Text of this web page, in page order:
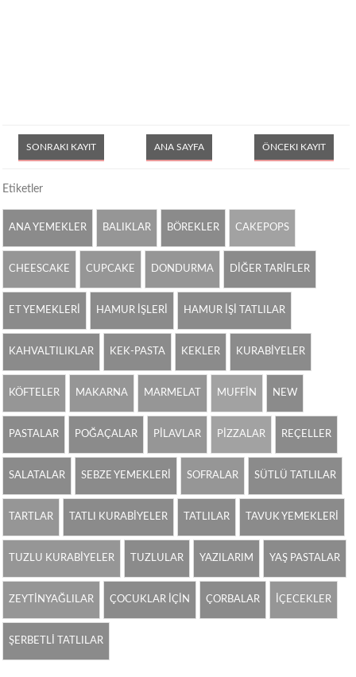
SONRAKI KAYIT ÖNCEKI KAYIT
ANA SAYFA
Etiketler
ANA YEMEKLER BALIKLAR BÖREKLER CAKEPOPS
CHEESCAKE CUPCAKE DONDURMA DİĞER TARİFLER
ET YEMEKLERİ HAMUR İŞLERİ HAMUR İŞİ TATLILAR
KAHVALTILIKLAR KEK-PASTA KEKLER KURABİYELER
KÖFTELER MAKARNA MARMELAT MUFFİN NEW
PASTALAR POĞAÇALAR PİLAVLAR PİZZALAR REÇELLER
SALATALAR SEBZE YEMEKLERİ SOFRALAR SÜTLÜ TATLILAR
TARTLAR TATLI KURABİYELER TATLILAR TAVUK YEMEKLERİ
TUZLU KURABİYELER TUZLULAR YAZILARIM YAŞ PASTALAR
ZEYTİNYAĞLILAR ÇOCUKLAR İÇİN ÇORBALAR İÇECEKLER
ŞERBETLİ TATLILAR